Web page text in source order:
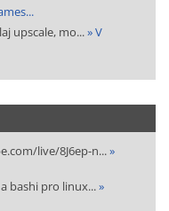
upscale, mo...» V
live/8J6ep-n...»
bashi pro linux...»